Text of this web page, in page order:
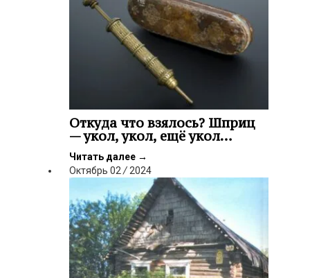
Откуда что взялось? Шприц
— укол, укол, ещё укол…
Читать далее →
Октябрь 02/2024